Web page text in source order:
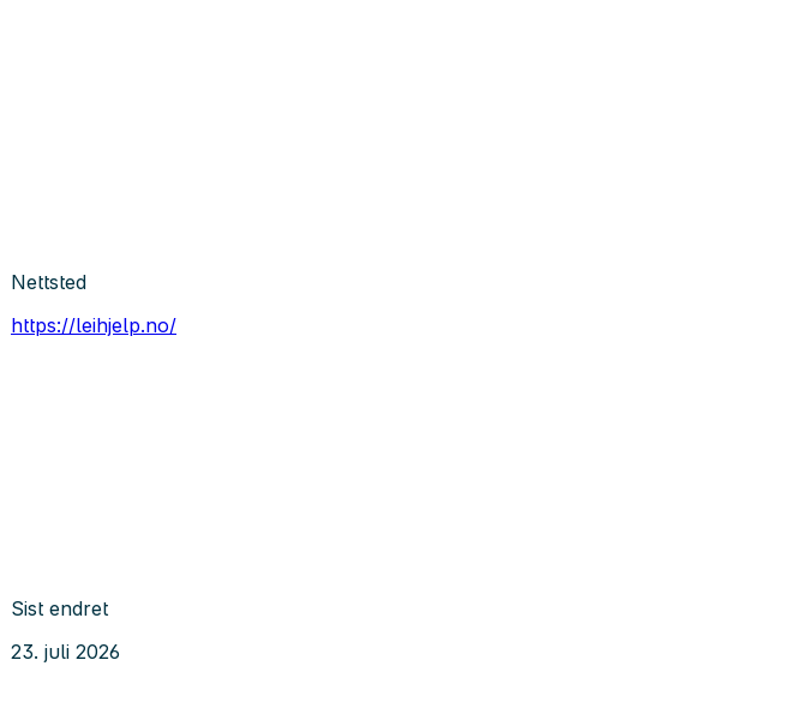
Nettsted
https://leihjelp.no/
Sist endret
23. juli 2026